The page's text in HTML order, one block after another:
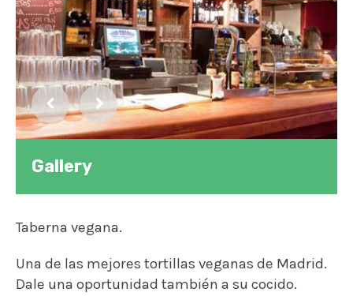
Gallery
Tarta
Taberna vegana.
Una de las mejores tortillas veganas de Madrid.
Dale una oportunidad también a su cocido.